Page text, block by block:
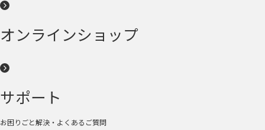
オンラインショップ
サポート
お困りごと解決・よくあるご質問